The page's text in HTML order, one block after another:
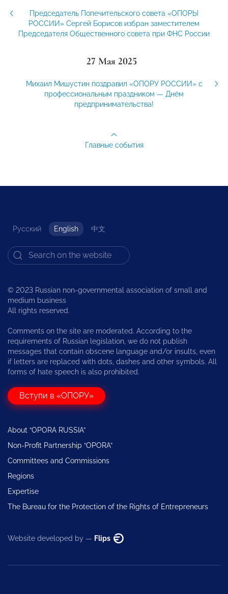
Председатель Попечительского совета «ОПОРЫ
РОССИИ» Сергей Борисов избран заместителем
Председателя Общественного совета при ФНС России
27 Мая 2025
Михаил Мишустин поздравил «ОПОРУ РОССИИ» с
профессиональным праздником — Днём
предпринимательства!
Главные события
Русский English 中文
© 2023 Russian non-governmental association of small and
medium business
All rights reserved.
Comments on the site are moderated. According to the
requirements of Russian legislation, we do not publish
messages that contain obscene language and/or insults, even
if letters are replaced with dots, dashes and other symbols. All
forms of hate speech is also prohibited.
Вступи в «ОПОРУ»
About “OPORA RUSSIA”
Non-Profit Partnership “OPORA”
Committees and Commissions
Regions
Expertise
The Bureau for the Protection of the Rights of Entrepreneurs
Website developed by — Flips